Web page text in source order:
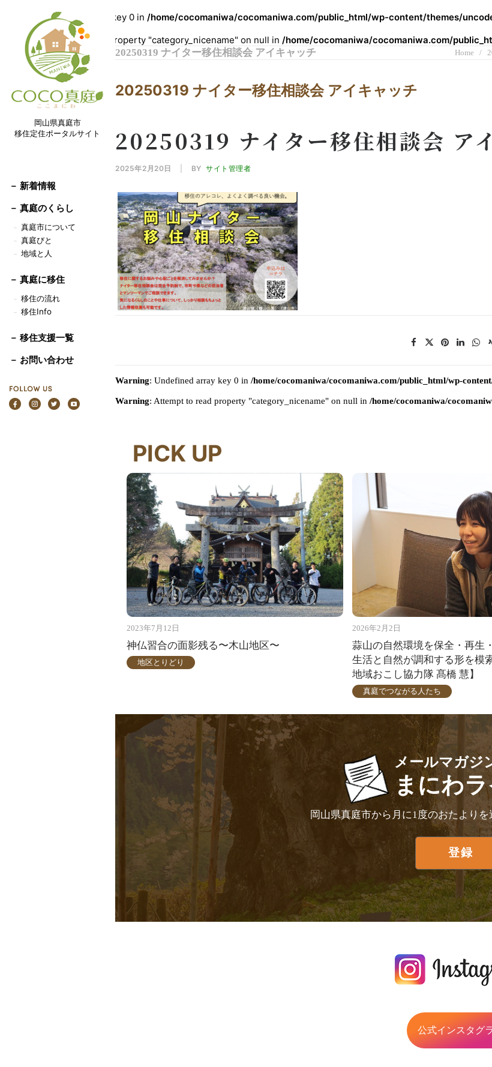
: Undefined array key 0 in /home/cocomaniwa/cocomaniwa.com/public_html/wp-content/themes/
Warning : Attempt to read property "category_nicename" on null in /home/cocomaniwa/cocomaniwa.com/
岡山県真庭市
移住定住ポータルサイト
－ 新着情報
－ 真庭のくらし
－ 真庭市について
－ 真庭びと
－ 地域と人
－ 真庭に移住
－ 移住の流れ
－ 移住Info
－ 移住支援一覧
－ お問い合わせ
20250319 ナイター移住相談会 アイキャッチ Home
20250319 ナイター移住相談会 アイキャッチ
20250319 ナイター移住相談会 ア
2025年2月20日 BY サイト管理者
Warning: Undefined array key 0 in /home/cocomaniwa/cocomaniwa.com/public_html/wp-
Warning: Attempt to read property "category_nicename" on null in /home/cocomaniwa/
PICK UP
2023年7月12日
神仏習合の面影残る〜木山地区〜
地区とりどり
2026年2月2日
蒜山の自然環境を保全・再生
生活と自然が調和する形を模
地域おこし協力隊 髙橋 慧】
真庭でつながる人たち
メールマガジ
まにわ
岡山県真庭市から月に1度のおたよりを
公式インスタグ